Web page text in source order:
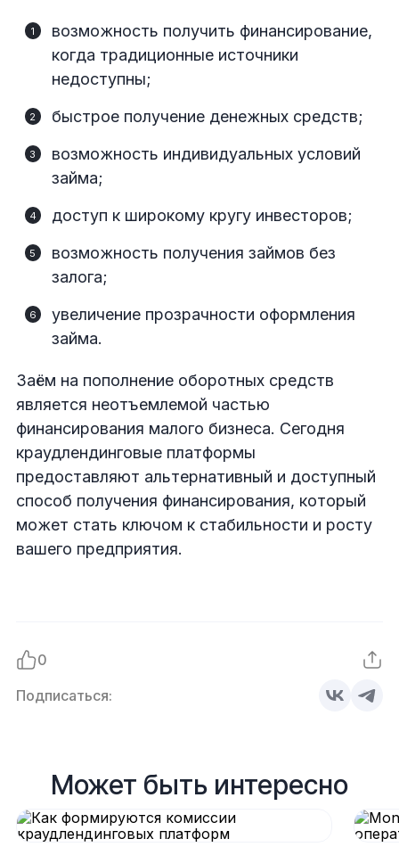
возможность получить финансирование,
когда традиционные источники
недоступны;
быстрое получение денежных средств;
возможность индивидуальных условий
займа;
доступ к широкому кругу инвесторов;
возможность получения займов без
залога;
увеличение прозрачности оформления
займа.
Заём на пополнение оборотных средств
является неотъемлемой частью
финансирования малого бизнеса. Сегодня
краудлендинговые платформы
предоставляют альтернативный и доступный
способ получения финансирования, который
может стать ключом к стабильности и росту
вашего предприятия.
0
Подписаться:
Может быть интересно